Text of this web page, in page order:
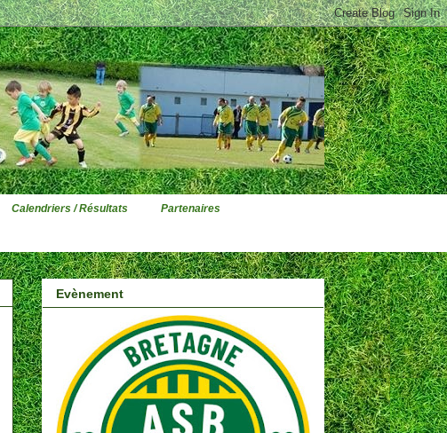
Calendriers / Résultats Partenaires
Evènement